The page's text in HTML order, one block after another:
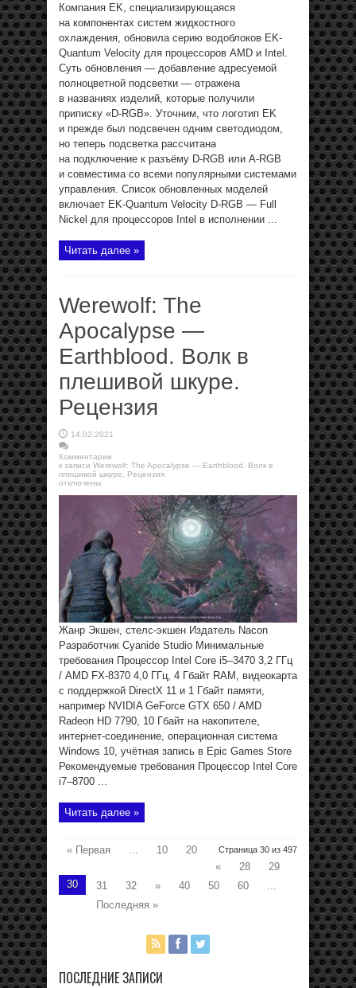
Компания EK, специализирующаяся
на компонентах систем жидкостного
охлаждения, обновила серию водоблоков EK-
Quantum Velocity для процессоров AMD и Intel.
Суть обновления — добавление адресуемой
полноцветной подсветки — отражена
в названиях изделий, которые получили
приписку «D-RGB». Уточним, что логотип EK
и прежде был подсвечен одним светодиодом,
но теперь подсветка рассчитана
на подключение к разъёму D-RGB или A-RGB
и совместима со всеми популярными системами
управления. Список обновленных моделей
включает EK-Quantum Velocity D-RGB — Full
Nickel для процессоров Intel в исполнении ...
Читать далее »
Werewolf: The
Apocalypse —
Earthblood. Волк в
плешивой шкуре.
Рецензия
14.02.2021
Комментарии
к записи Werewolf: The Apocalypse — Earthblood. Волк в
плешивой шкуре. Рецензия
отключены
Жанр Экшен, стелс-экшен Издатель Nacon
Разработчик Cyanide Studio Минимальные
требования Процессор Intel Core i5–3470 3,2 ГГц
/ AMD FX-8370 4,0 ГГц, 4 Гбайт RAM, видеокарта
с поддержкой DirectX 11 и 1 Гбайт памяти,
например NVIDIA GeForce GTX 650 / AMD
Radeon HD 7790, 10 Гбайт на накопителе,
интернет-соединение, операционная система
Windows 10, учётная запись в Epic Games Store
Рекомендуемые требования Процессор Intel Core
i7–8700 ...
Читать далее »
Страница 30 из 497
« Первая ... 10
20
«
28
29
30
31 32 » 40 50 60
...
Последняя »
ПОСЛЕДНИЕ ЗАПИСИ